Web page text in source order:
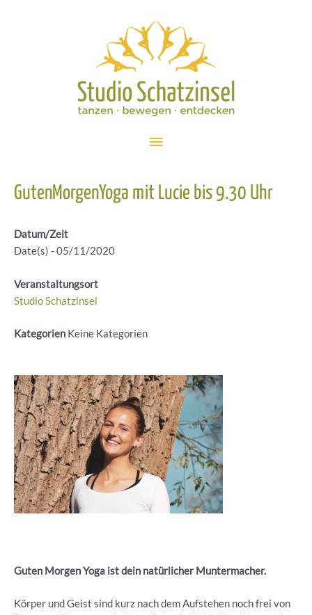
Hauptmenü
GutenMorgenYoga mit Lucie bis 9.30 Uhr
Datum/Zeit
Date(s) - 05/11/2020
Veranstaltungsort
Studio Schatzinsel
Kategorien Keine Kategorien
Guten Morgen Yoga ist dein natürlicher Muntermacher.
Körper und Geist sind kurz nach dem Aufstehen noch frei von